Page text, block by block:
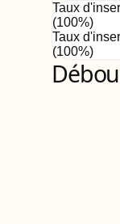
Taux
(100%)
Taux
(100%)